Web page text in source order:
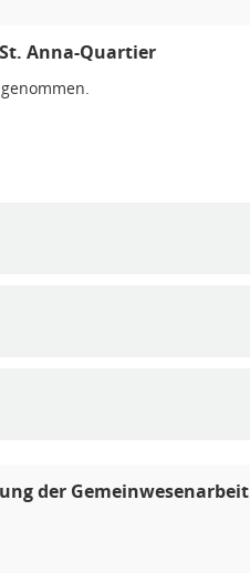
Anna-Quartier
der Gemeinwesenarbeit